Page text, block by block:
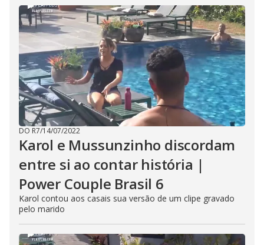
DO R7/14/07/2022
Karol e Mussunzinho discordam
entre si ao contar história |
Power Couple Brasil 6
Karol contou aos casais sua versão de um clipe gravado
pelo marido